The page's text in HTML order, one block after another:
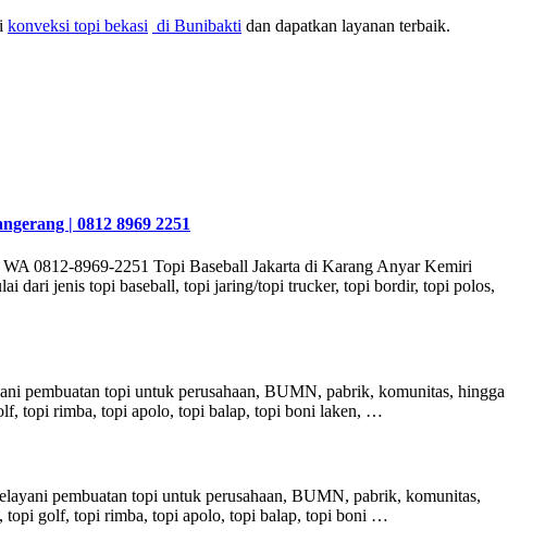
konveksi topi bekasi di Bunibakti dan dapatkan layanan terbaik.
| 0812 8969 2251
0812-8969-2251 Topi Baseball Jakarta di Karang Anyar Kemiri
dari jenis topi baseball, topi jaring/topi trucker, topi bordir, topi polos,
pembuatan topi untuk perusahaan, BUMN, pabrik, komunitas, hingga
topi rimba, topi apolo, topi balap, topi boni laken, …
pembuatan topi untuk perusahaan, BUMN, pabrik, komunitas,
topi golf, topi rimba, topi apolo, topi balap, topi boni …